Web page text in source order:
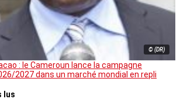
© (DR)
: le Cameroun lance la campagne
2027 dans un marché mondial en repli
lus